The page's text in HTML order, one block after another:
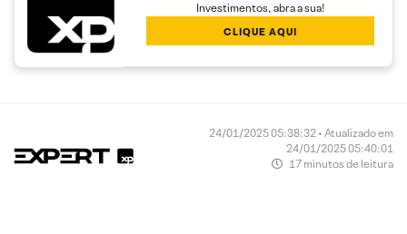
Investimentos, abra a sua!
CLIQUE AQUI
24/01/2025 05:38:32 • Atualizado em
24/01/2025 05:40:01
17 minutos de leitura